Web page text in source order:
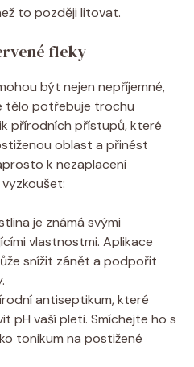
to později litovat.
fleky
být nejen nepříjemné,
tělo potřebuje trochu
přírodních přístupů, které
oblast a přinést
k nezaplacení
je známá svými
vlastnostmi. Aplikace
snížit zánět a podpořit
antiseptikum, které
pH vaší pleti. Smíchejte ho s
tonikum na postižené